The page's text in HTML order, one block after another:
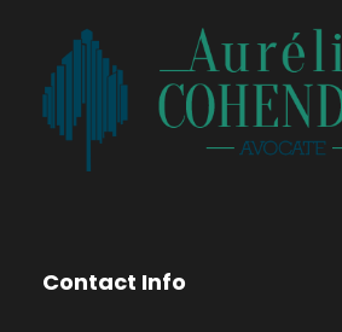
Contact Info